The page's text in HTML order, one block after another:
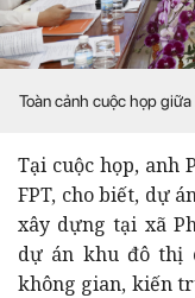
Toàn cảnh cuộc họp
Tại cuộc họp, anh
FPT, cho biết, dự
xây dựng tại xã
dự án khu đô thị
không gian, kiến